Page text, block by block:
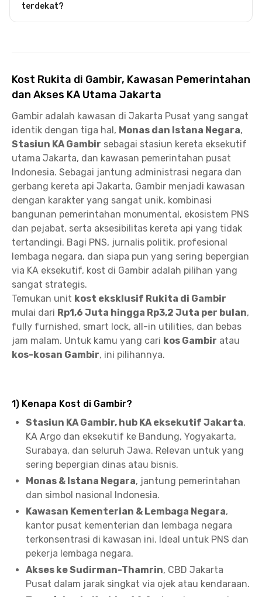
terdekat?
Kost Rukita di Gambir, Kawasan Pemerintahan
dan Akses KA Utama Jakarta
Gambir adalah kawasan di Jakarta Pusat yang sangat
identik dengan tiga hal, Monas dan Istana Negara,
Stasiun KA Gambir sebagai stasiun kereta eksekutif
utama Jakarta, dan kawasan pemerintahan pusat
Indonesia. Sebagai jantung administrasi negara dan
gerbang kereta api Jakarta, Gambir menjadi kawasan
dengan karakter yang sangat unik, kombinasi
bangunan pemerintahan monumental, ekosistem PNS
dan pejabat, serta aksesibilitas kereta api yang tidak
tertandingi. Bagi PNS, jurnalis politik, profesional
lembaga negara, dan siapa pun yang sering bepergian
via KA eksekutif, kost di Gambir adalah pilihan yang
sangat strategis.
Temukan unit kost eksklusif Rukita di Gambir
mulai dari Rp1,6 Juta hingga Rp3,2 Juta per bulan,
fully furnished, smart lock, all-in utilities, dan bebas
jam malam. Untuk kamu yang cari kos Gambir atau
kos-kosan Gambir, ini pilihannya.
1) Kenapa Kost di Gambir?
Stasiun KA Gambir, hub KA eksekutif Jakarta,
KA Argo dan eksekutif ke Bandung, Yogyakarta,
Surabaya, dan seluruh Jawa. Relevan untuk yang
sering bepergian dinas atau bisnis.
Monas & Istana Negara, jantung pemerintahan
dan simbol nasional Indonesia.
Kawasan Kementerian & Lembaga Negara,
kantor pusat kementerian dan lembaga negara
terkonsentrasi di kawasan ini. Ideal untuk PNS dan
pekerja lembaga negara.
Akses ke Sudirman-Thamrin, CBD Jakarta
Pusat dalam jarak singkat via ojek atau kendaraan.